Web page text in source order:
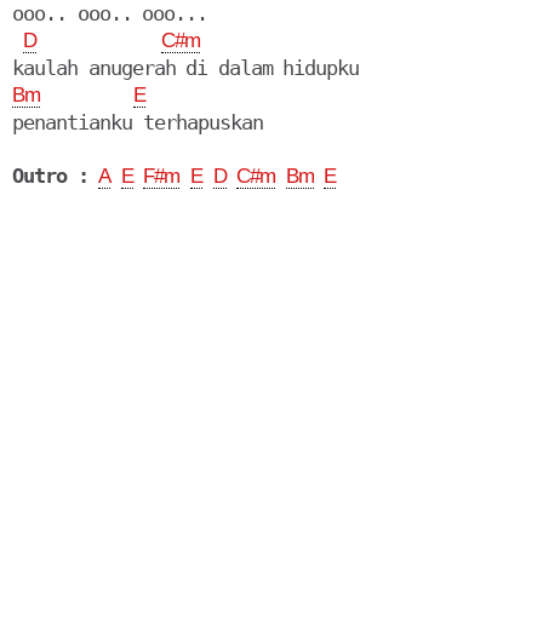
ooo.. ooo.. ooo...
D C#m
Bm E
penantianku terhapuskan
Outro : A E F#m E D C#m Bm E